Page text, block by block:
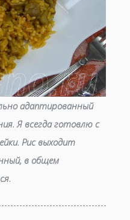
адаптированный
Я всегда готовлю с
Рис выходит
в общем